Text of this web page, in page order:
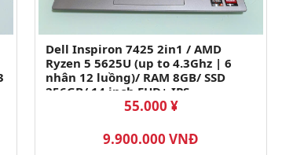
Dell Inspiron 7425 2in1 / AMD
Ryzen 5 5625U (up to 4.3Ghz | 6
nhân 12 luồng)/ RAM 8GB/ SSD
256GB/ 14 inch FHD+ IPS
(1920x1200) cảm ứng gập 360 độ
55.000 ¥
9.900.000 VNĐ